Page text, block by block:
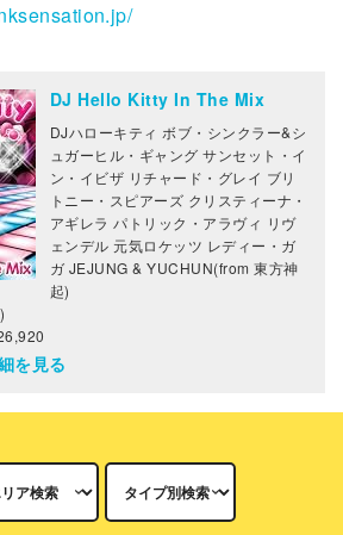
DJ Hello Kitty In The Mix
DJハローキティ ボブ・シンクラー&シ
ュガーヒル・ギャング サンセット・イ
ン・イビザ リチャード・グレイ ブリ
トニー・スピアーズ クリスティーナ・
アギレラ パトリック・アラヴィ リヴ
ェンデル 元気ロケッツ レディー・ガ
ガ JEJUNG & YUCHUN(from 東方神
起)
を見る